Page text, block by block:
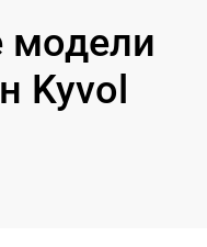
модели
Kyvol